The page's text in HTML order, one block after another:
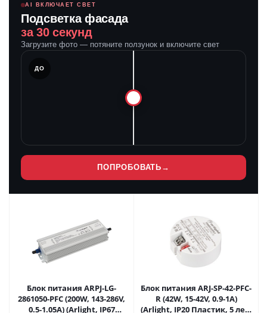
AI ВКЛЮЧАЕТ СВЕТ
Подсветка фасада
за 30 секунд
Загрузите фото — потяните ползунок и включите свет
ДО
ПОПРОБОВАТЬ →
Блок питания ARPJ-LG-
2861050-PFC (200W, 143-286V,
0.5-1.05A) (Arlight, IP67
Блок питания ARJ-SP-42-PFC-
R (42W, 15-42V, 0.9-1A)
(Arlight, IP20 Пластик, 5 лет)